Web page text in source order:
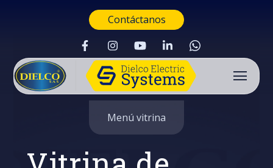
Contáctanos
Menú vitrina